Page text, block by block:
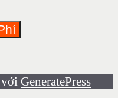
với GeneratePress